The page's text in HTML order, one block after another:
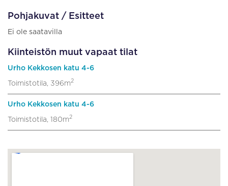
Pohjakuvat / Esitteet
Ei ole saatavilla
Kiinteistön muut vapaat tilat
Urho Kekkosen katu 4-6
Toimistotila, 396m2
Urho Kekkosen katu 4-6
Toimistotila, 180m2